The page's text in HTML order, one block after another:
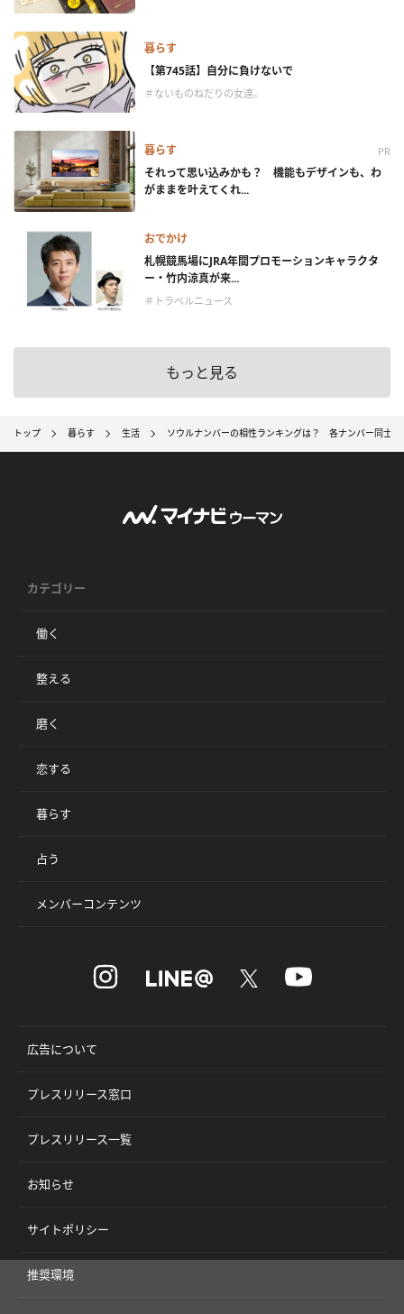
暮らす
【第745話】自分に負けないで
＃ないものねだりの女達。
暮らす PR
それって思い込みかも？ 機能もデザインも、わ
がままを叶えてくれ...
おでかけ
札幌競馬場にJRA年間プロモーションキャラクタ
ー・竹内涼真が来...
＃トラベルニュース
もっと見る
トップ 暮らす 生活 ソウルナンバーの相性ランキングは？ 各ナンバー同士の
カテゴリー
働く
整える
磨く
恋する
暮らす
占う
メンバーコンテンツ
広告について
プレスリリース窓口
プレスリリース一覧
お知らせ
サイトポリシー
推奨環境